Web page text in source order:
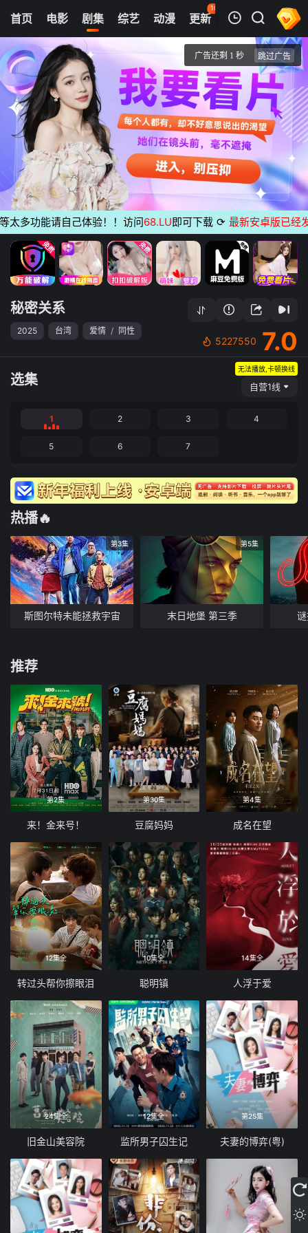
首页 电影 剧集 综艺 动漫 更新
101
热榜 APP
我的观影记录
1
秘密关系
清空
能请自己体验！！访问 68.LU即可下载 ⟳ 最新安卓版已经发布
秘密关系
2025 台湾 爱情 / 同性
5227550 7.0
选集
无法播放,卡顿换线
自营1线
1 2 3 4
5 6 7
热播🔥
第3集
斯图尔特未能拯救宇宙
第5集
末日地堡 第三季
推荐
第2集
来！金来号！
第30集
豆腐妈妈
第4集
成名在望
12集全
转过头帮你擦眼泪
10集全
聪明镇
14集全
人浮于爱
24集全
旧金山美容院
12集全
监所男子囚生记
第25集
夫妻的博弈(粤)